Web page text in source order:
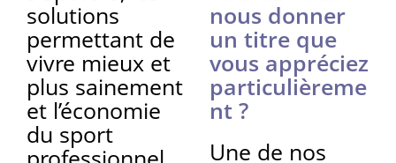
solutions
permettant de
vivre mieux et
plus sainement
et l’économie
du sport
nous donner
un titre que
vous appréciez
particulièreme
nt ?
Une de nos